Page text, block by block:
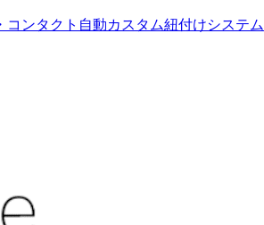
ンタクト自動カスタム紐付けシステム